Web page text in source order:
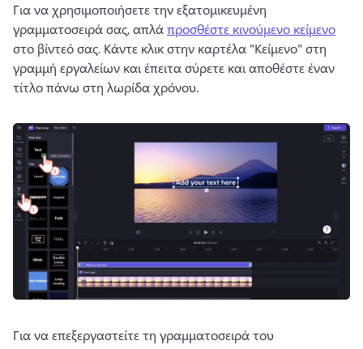
Για να χρησιμοποιήσετε την εξατομικευμένη
γραμματοσειρά σας, απλά προσθέστε κινούμενο κείμενο
στο βίντεό σας. Κάντε κλικ στην καρτέλα "Κείμενο" στη
γραμμή εργαλείων και έπειτα σύρετε και αποθέστε έναν
τίτλο πάνω στη λωρίδα χρόνου.
Για να επεξεργαστείτε τη γραμματοσειρά του